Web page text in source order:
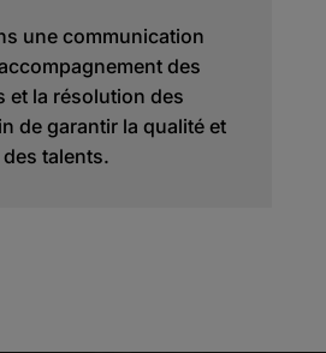
une communication
des
et la résolution des
de garantir la qualité et
talents.